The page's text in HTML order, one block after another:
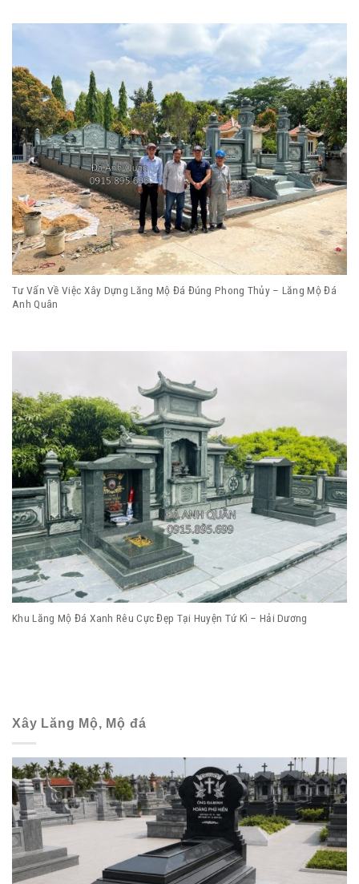
Tư Vấn Về Việc Xây Dựng Lăng Mộ Đá Đúng Phong Thủy – Lăng Mộ Đá
Anh Quân
Khu Lăng Mộ Đá Xanh Rêu Cực Đẹp Tại Huyện Tứ Kì – Hải Dương
Xây Lăng Mộ, Mộ đá